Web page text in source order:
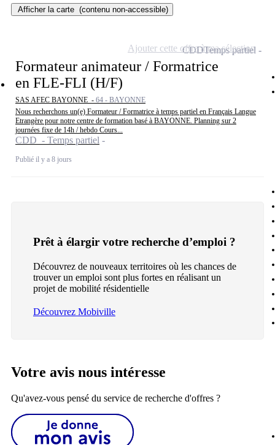
Afficher la carte (contenu non-accessible)
Formateur animateur / Formatrice
en FLE-FLI (H/F)
SAS AFEC BAYONNE - 64 - BAYONNE
Nous recherchons un(e) Formateur / Formatrice à temps partiel en Français Langue
Etrangère pour notre centre de formation basé à BAYONNE. Planning sur 2
journées fixe de 14h / hebdo Cours...
CDD - Temps partiel
Publié il y a 8 jours
CDDTemps partiel
Ajouter cette offre à ma sélection
Prêt à élargir votre recherche d’emploi ?
Découvrez de nouveaux territoires où les chances de
trouver un emploi sont plus fortes en réalisant un
projet de mobilité résidentielle
Découvrez Mobiville
Votre avis nous intéresse
Qu'avez-vous pensé du service de recherche d'offres ?